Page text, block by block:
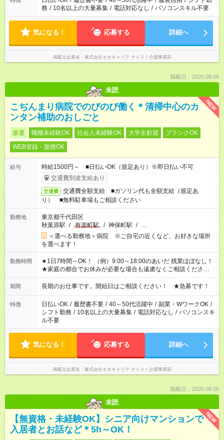
務 / 10名以上の大量募集 / 電話対応なし / パソコンスキル不要
気になる！ 応募する 詳細へ
掲載元企業名 株式会社ネオキャリア ナイス！介護事業部
掲載日：2026.08.06
未読
NEW
こぢんまり病院でのびのび働く＊清掃中心のカ
ンタン補助のおしごと
派遣 職種未経験OK 社会人未経験OK 大学生歓迎
ブランクOK
WEB登録・面接OK
給与
時給1500円～ ■日払いOK（規定あり）※即日払い不可
交通費別途支給あり
交通費
交通費全額支給 ■ガソリン代も全額支給（規定あ
り） ■無料駐車場もご相談ください
勤務地
東京都千代田区
秋葉原駅 / 有楽町駅 / 神保町駅 / …
＜選べる勤務地＞病院 ※ご自宅の近くなど、お好きな場所
を選べます！
勤務時間
★1日7時間～OK！ （例）9:00～18:00のあいだ 残業ほぼなし！
★家庭の都合でお休みが必要な場合も遠慮なくご相談ください。
※シフトはご希望に合わせて調整可能です。 その他、 ＊週4日・
1日7時間 ＊日勤のみ ＊土日休み ＊午前だけ・午後だけ ＊平日
仕事をご紹介できます！ 登録の際に、あなたのご希望をお聞か
せください。
期間 長期のお仕事です。開始日はご相談ください！ ★急募です！
特徴 日払いOK / 履歴書不要 / 40～50代活躍中 / 副業・WワークOK /
シフト勤務 / 10名以上の大量募集 / 電話対応なし / パソコンスキ
ル不要
気になる！ 応募する 詳細へ
掲載元企業名 株式会社ネオキャリア ナイス！介護事業部
掲載日：2026.08.05
未読
NEW
【無資格・未経験OK】シニア向けマンションで
入居者とお話など＊5h～OK！